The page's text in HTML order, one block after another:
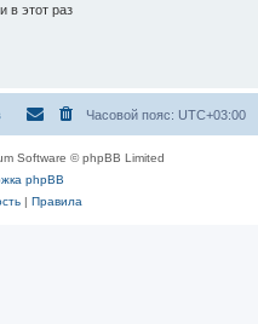
в этот раз
Часовой пояс: UTC+03:00
Software © phpBB Limited
phpBB
| Правила